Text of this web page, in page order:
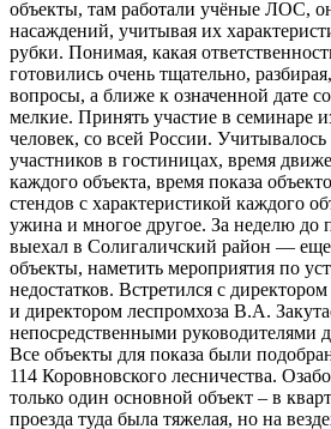
объекты, там работали учёные ЛОС,
насаждений, учитывая их
рубки. Понимая, какая
готовились очень тщательно,
вопросы, а ближе к означенной дате
мелкие. Принять участие в семинаре
человек, со всей России.
участников в гостиницах, время
каждого объекта, время показа
стендов с характеристикой каждого
ужина и многое другое. За неделю до
выехал в Солигаличский район — еще
объекты, наметить мероприятия по
недостатков. Встретился с
и директором леспромхоза В.А.
непосредственными руководителями
Все объекты для показа были
114 Коровновского лесничества.
только один основной объект – в
проезда туда была тяжелая, но на